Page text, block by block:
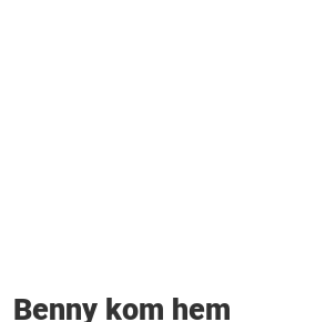
Benny kom hem